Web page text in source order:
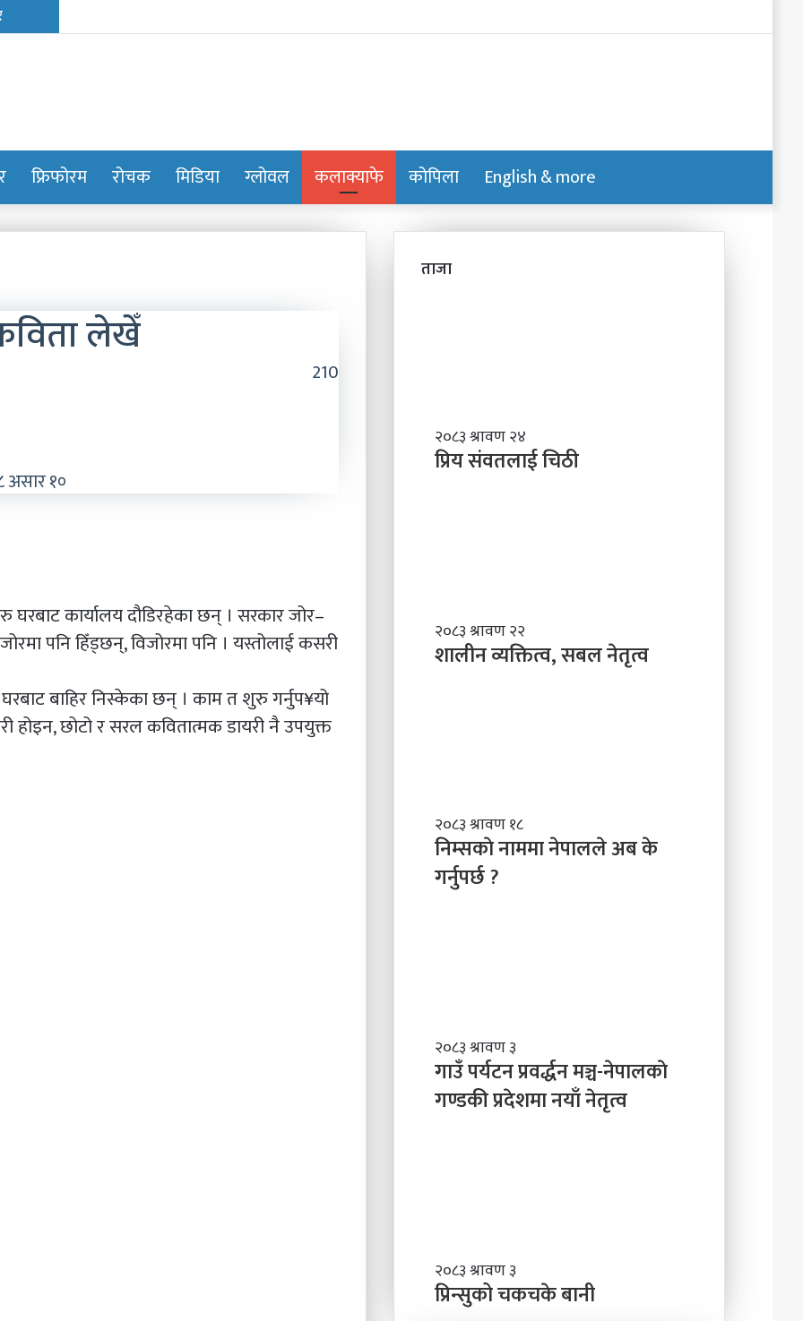
फ्रिफोरम रोचक मिडिया ग्लोवल कलाक्याफे कोपिला English & more
for
skin
लेखेँ
असार १०
210
कार्यालय दौडिरहेका छन् । सरकार जोर–
पनि हिँड्छन्, विजोरमा पनि । यस्तोलाई कसरी
बाहिर निस्केका छन् । काम त शुरु गर्नुप¥यो
होइन, छोटो र सरल कवितात्मक डायरी नै उपयुक्त
ताजा
प्रि
य
सं
२०८३ श्रावण २४
प्रिय संवतलाई चिठी
शा
ली
न
ने
तृ
त्व
२०८३ श्रावण २२
शालीन व्यक्तित्व, सबल नेतृत्व
नि
म्स
काे
ना
ब
के
ग
र्नु
२०८३ श्रावण १८
निम्सकाे नाममा नेपालले अब के
गर्नुपर्छ ?
गा
उँ
प
र्य
ञ्च
-
ने
२०८३ श्रावण ३
गाउँ पर्यटन प्रवर्द्धन मञ्च-नेपालकाे
गण्डकी प्रदेशमा नयाँ नेतृत्व
प्रि
न्सु
को
२०८३ श्रावण ३
प्रिन्सुको चकचके बानी